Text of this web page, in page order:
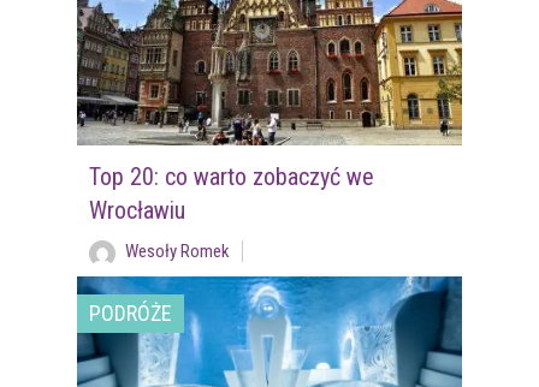
Top 20: co warto zobaczyć we
Wrocławiu
Wesoły Romek
PODRÓŻE